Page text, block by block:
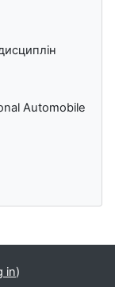
Automobile
in)